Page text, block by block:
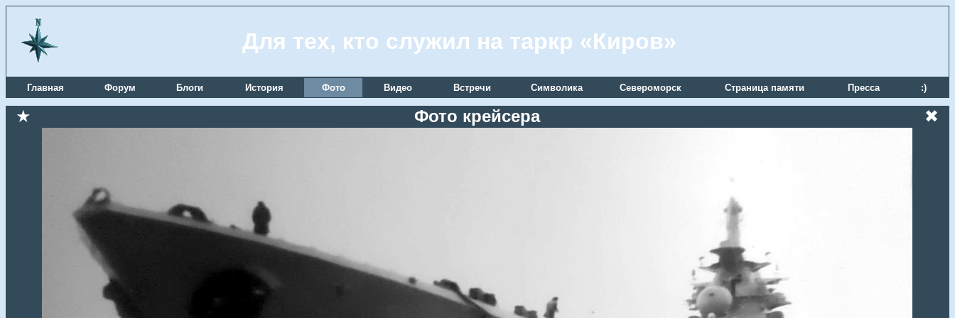
Для тех, кто служил на таркр «Киров»
Главная Форум Блоги История Фото Видео Встречи Символика Североморск Страница памяти Пресса :)
★ Фото крейсера ✖